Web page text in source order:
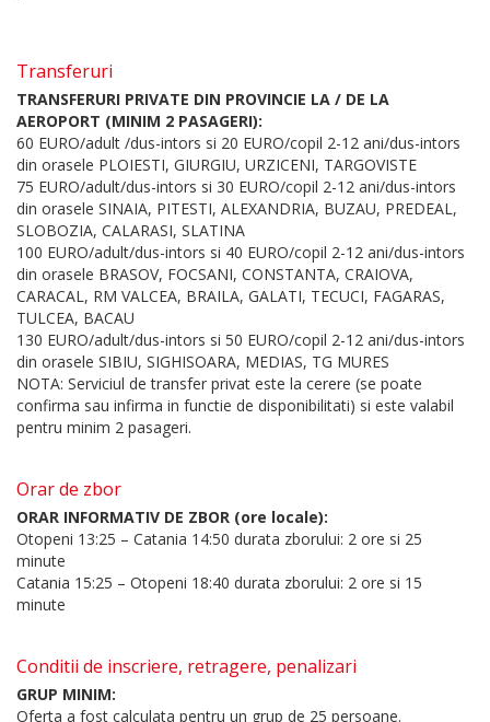
Transferuri
TRANSFERURI PRIVATE DIN PROVINCIE LA / DE LA
AEROPORT (MINIM 2 PASAGERI):
60 EURO/adult /dus-intors si 20 EURO/copil 2-12 ani/dus-intors
din orasele PLOIESTI, GIURGIU, URZICENI, TARGOVISTE
75 EURO/adult/dus-intors si 30 EURO/copil 2-12 ani/dus-intors
din orasele SINAIA, PITESTI, ALEXANDRIA, BUZAU, PREDEAL,
SLOBOZIA, CALARASI, SLATINA
100 EURO/adult/dus-intors si 40 EURO/copil 2-12 ani/dus-intors
din orasele BRASOV, FOCSANI, CONSTANTA, CRAIOVA,
CARACAL, RM VALCEA, BRAILA, GALATI, TECUCI, FAGARAS,
TULCEA, BACAU
130 EURO/adult/dus-intors si 50 EURO/copil 2-12 ani/dus-intors
din orasele SIBIU, SIGHISOARA, MEDIAS, TG MURES
NOTA: Serviciul de transfer privat este la cerere (se poate
confirma sau infirma in functie de disponibilitati) si este valabil
pentru minim 2 pasageri.
Orar de zbor
ORAR INFORMATIV DE ZBOR (ore locale):
Otopeni 13:25 – Catania 14:50 durata zborului: 2 ore si 25
minute
Catania 15:25 – Otopeni 18:40 durata zborului: 2 ore si 15
minute
Conditii de inscriere, retragere, penalizari
GRUP MINIM:
Oferta a fost calculata pentru un grup de 25 persoane.